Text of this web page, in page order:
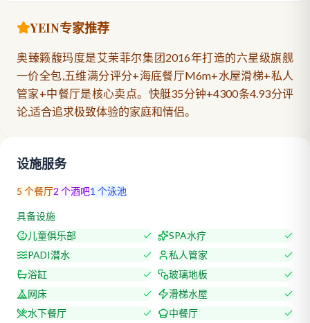
YEIN专家推荐
奥臻籁馥玛度是艾茉菲尔集团2016年打造的六星级旗舰
一价全包,五维满分评分+海底餐厅M6m+水屋滑梯+私人
管家+中餐厅是核心卖点。快艇35分钟+4300条4.93分评
论,适合追求极致体验的家庭和情侣。
设施服务
5 个餐厅2 个酒吧1 个泳池
具备设施
儿童俱乐部
SPA水疗
PADI潜水
私人管家
浴缸
玻璃地板
网床
滑梯水屋
水下餐厅
中餐厅